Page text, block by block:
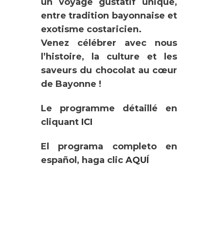
entre tradition bayonnaise et
exotisme costaricien.
Venez célébrer avec nous
l’histoire, la culture et les
saveurs du chocolat au cœur
de Bayonne !
Le programme détaillé en
cliquant ICI
El programa completo en
español, haga clic AQUÍ